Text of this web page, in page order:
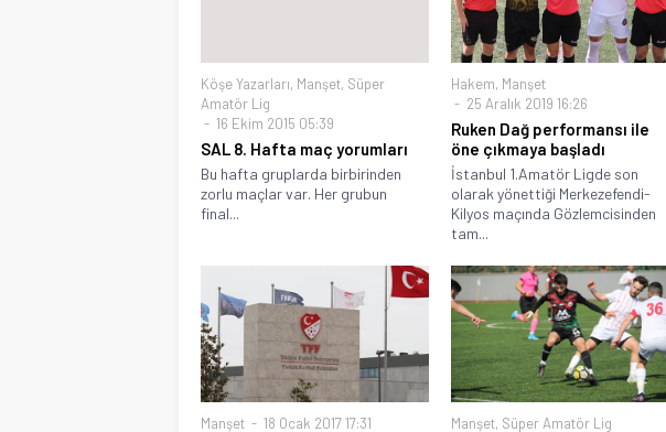
Köşe Yazarları, Manşet, Süper
Amatör Lig
16 Ekim 2015 05:39
SAL 8. Hafta maç yorumları
Bu hafta gruplarda birbirinden
zorlu maçlar var. Her grubun
final...
Hakem, Manşet
25 Aralık 2019 16:26
Ruken Dağ performansı ile
öne çıkmaya başladı
İstanbul 1.Amatör Ligde son
olarak yönettiği Merkezefendi-
Kilyos maçında Gözlemcisinden
tam...
Manşet 18 Ocak 2017 17:31 Manşet, Süper Amatör Lig